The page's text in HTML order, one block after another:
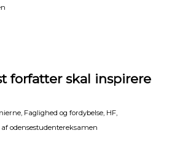
forfatter skal inspirere
, Faglighed og fordybelse, HF,
af odensestudentereksamen